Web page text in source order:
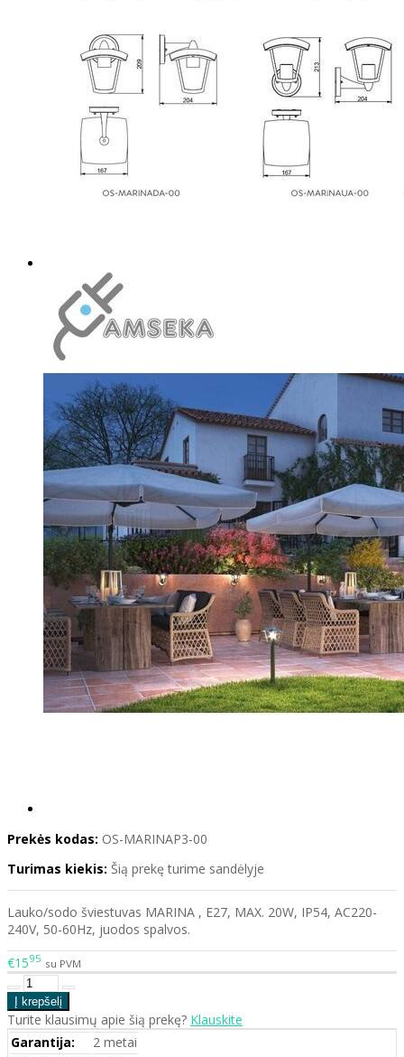
Prekės kodas: OS-MARINAP3-00
Turimas kiekis: Šią prekę turime sandėlyje
Lauko/sodo šviestuvas MARINA , E27, MAX. 20W, IP54, AC220-
240V, 50-60Hz, juodos spalvos.
€1595 su PVM
Turite klausimų apie šią prekę? Klauskite
Garantija:
2 metai